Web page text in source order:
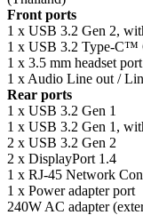
Front ports
1 x USB 3.2 Gen 2,
1 x USB 3.2 Type-C™
1 x 3.5 mm headset port
1 x Audio Line out /
Rear ports
1 x USB 3.2 Gen 1
1 x USB 3.2 Gen 1,
2 x USB 3.2 Gen 2
2 x DisplayPort 1.4
1 x RJ-45 Network
1 x Power adapter port
240W AC adapter